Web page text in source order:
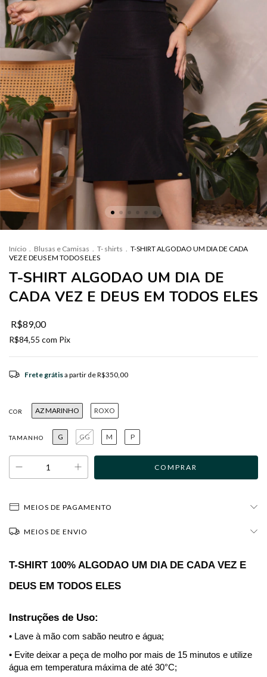
Início Blusas e Camisas T- shirts
T-SHIRT ALGODAO UM DIA DE CADA
VEZ E DEUS EM TODOS ELES
T-SHIRT ALGODAO UM DIA DE
CADA VEZ E DEUS EM TODOS ELES
R$89,00
R$84,55 com Pix
Frete grátisa partir deR$350,00
COR AZ MARINHO ROXO
TAMANHO G GG M P
MEIOS DE PAGAMENTO
MEIOS DE ENVIO
T-SHIRT 100% ALGODAO UM DIA DE CADA VEZ E
DEUS EM TODOS ELES
Instruções de Uso:
• Lave à mão com sabão neutro e água;
• Evite deixar a peça de molho por mais de 15 minutos e utilize
água em temperatura máxima de até 30°C;